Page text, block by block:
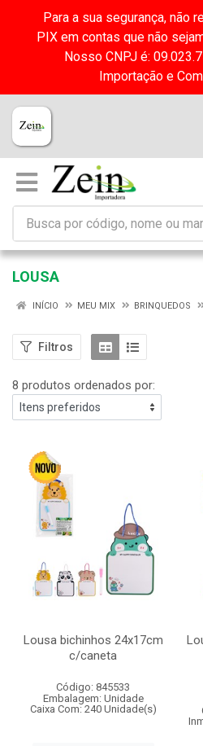
Para a sua segurança, não
PIX em contas que não
Nosso CNPJ é:
Importação e
LOUSA
INÍCIO MEU MIX BRINQUEDOS
Filtros
8 produtos ordenados por:
Lousa bichinhos 24x17cm
c/caneta
Código: 845533
Embalagem: Unidade
Caixa Com: 240 Unidade(s)